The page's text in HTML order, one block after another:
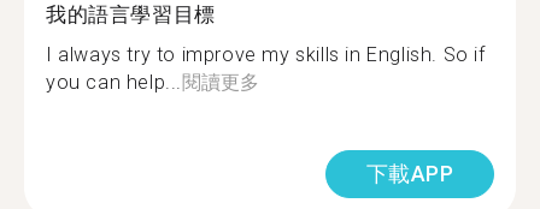
我的語言學習目標
I always try to improve my skills in English. So if
you can help... 閱讀更多
下載APP